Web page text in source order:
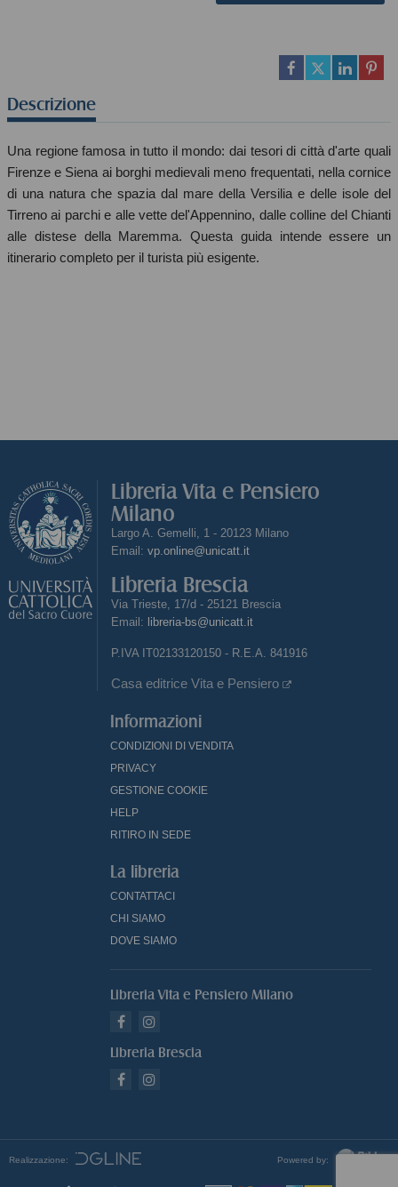
Descrizione
Una regione famosa in tutto il mondo: dai tesori di città d'arte quali
Firenze e Siena ai borghi medievali meno frequentati, nella cornice
di una natura che spazia dal mare della Versilia e delle isole del
Tirreno ai parchi e alle vette del'Appennino, dalle colline del Chianti
alle distese della Maremma. Questa guida intende essere un
itinerario completo per il turista più esigente.
Libreria Vita e Pensiero
Milano
Largo A. Gemelli, 1 - 20123 Milano
Email: vp.online@unicatt.it
Libreria Brescia
Via Trieste, 17/d - 25121 Brescia
Email: libreria-bs@unicatt.it
P.IVA IT02133120150 - R.E.A. 841916
Casa editrice Vita e Pensiero
Informazioni
CONDIZIONI DI VENDITA
PRIVACY
GESTIONE COOKIE
HELP
RITIRO IN SEDE
La libreria
CONTATTACI
CHI SIAMO
DOVE SIAMO
Libreria Vita e Pensiero Milano
Libreria Brescia
Realizzazione: Powered by: